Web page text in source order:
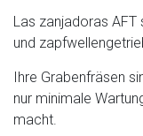
Las zanjadoras
und
Ihre Grabenfräsen
nur minimale
macht.